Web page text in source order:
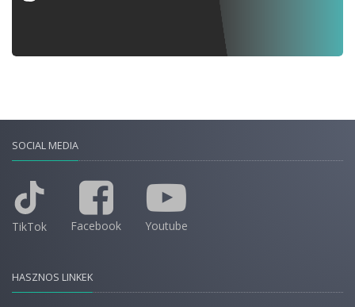
SOCIAL MEDIA
TikTok Facebook Youtube
HASZNOS LINKEK